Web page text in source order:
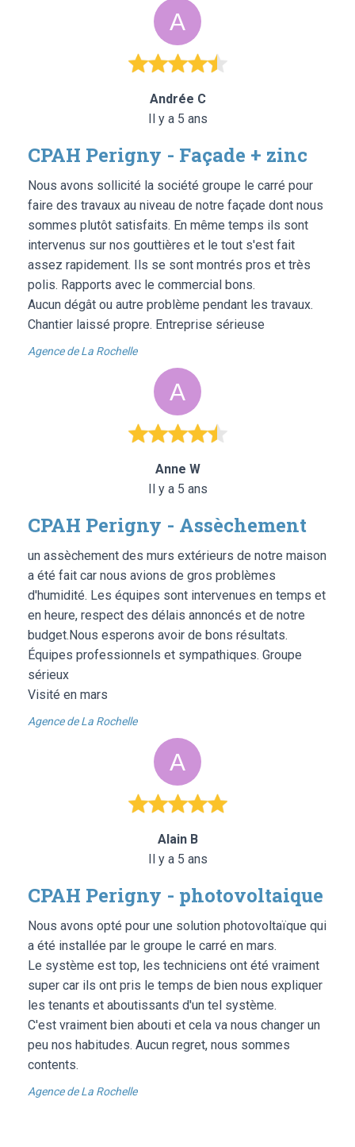
Andrée C
Il y a 5 ans
CPAH Perigny - Façade + zinc
Nous avons sollicité la société groupe le carré pour
faire des travaux au niveau de notre façade dont nous
sommes plutôt satisfaits. En même temps ils sont
intervenus sur nos gouttières et le tout s'est fait
assez rapidement. Ils se sont montrés pros et très
polis. Rapports avec le commercial bons.
Aucun dégât ou autre problème pendant les travaux.
Chantier laissé propre. Entreprise sérieuse
Agence de La Rochelle
Anne W
Il y a 5 ans
CPAH Perigny - Assèchement
un assèchement des murs extérieurs de notre maison
a été fait car nous avions de gros problèmes
d'humidité. Les équipes sont intervenues en temps et
en heure, respect des délais annoncés et de notre
budget.Nous esperons avoir de bons résultats.
Équipes professionnels et sympathiques. Groupe
sérieux
Visité en mars
Agence de La Rochelle
Alain B
Il y a 5 ans
CPAH Perigny - photovoltaique
Nous avons opté pour une solution photovoltaïque qui
a été installée par le groupe le carré en mars.
Le système est top, les techniciens ont été vraiment
super car ils ont pris le temps de bien nous expliquer
les tenants et aboutissants d'un tel système.
C'est vraiment bien abouti et cela va nous changer un
peu nos habitudes. Aucun regret, nous sommes
contents.
Agence de La Rochelle